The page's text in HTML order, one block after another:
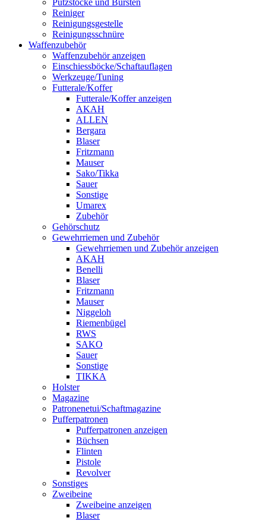
Reiniger
Reinigungsgestelle
Reinigungsschnüre
Waffenzubehör
Waffenzubehör anzeigen
Einschiessböcke/Schaftauflagen
Werkzeuge/Tuning
Futterale/Koffer
Futterale/Koffer anzeigen
AKAH
ALLEN
Bergara
Blaser
Fritzmann
Mauser
Sako/Tikka
Sauer
Sonstige
Umarex
Zubehör
Gehörschutz
Gewehrriemen und Zubehör
Gewehrriemen und Zubehör anzeigen
AKAH
Benelli
Blaser
Fritzmann
Mauser
Niggeloh
Riemenbügel
RWS
SAKO
Sauer
Sonstige
TIKKA
Holster
Magazine
Patronenetui/Schaftmagazine
Pufferpatronen
Pufferpatronen anzeigen
Büchsen
Flinten
Pistole
Revolver
Sonstiges
Zweibeine
Zweibeine anzeigen
Blaser